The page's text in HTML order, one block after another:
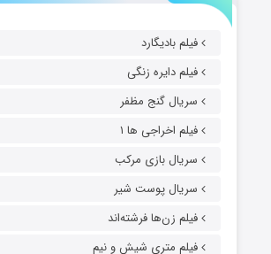
فیلم بادیگارد
فیلم دایره زنگی
سریال گنج مظفر
فیلم اخراجی ها ۱
سریال بازی مرکب
سریال پوست شیر
فیلم زن‌ها فرشته‌اند
فیلم متری شیش و نیم